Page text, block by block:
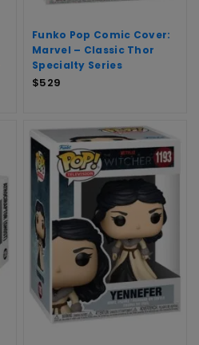
Funko Pop Comic Cover:
Marvel – Classic Thor
Specialty Series
$529